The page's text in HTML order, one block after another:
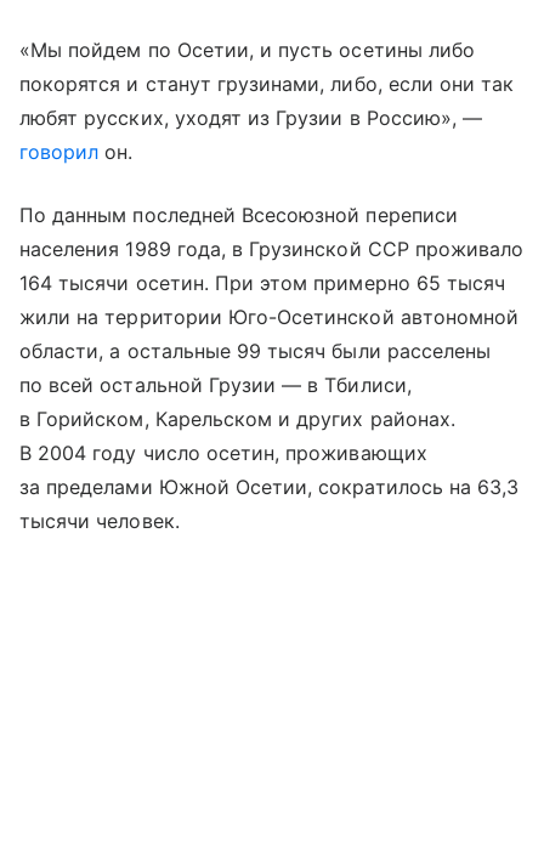
«Мы пойдем по Осетии, и пусть осетины либо
покорятся и станут грузинами, либо, если они так
любят русских, уходят из Грузии в Россию», —
говорил он.
По данным последней Всесоюзной переписи
населения 1989 года, в Грузинской ССР проживало
164 тысячи осетин. При этом примерно 65 тысяч
жили на территории Юго-Осетинской автономной
области, а остальные 99 тысяч были расселены
по всей остальной Грузии — в Тбилиси,
в Горийском, Карельском и других районах.
В 2004 году число осетин, проживающих
за пределами Южной Осетии, сократилось на 63,3
тысячи человек.